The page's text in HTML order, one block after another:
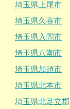
埼玉県上尾市
埼玉県久喜市
埼玉県入間市
埼玉県八潮市
埼玉県加須市
埼玉県北本市
埼玉県北足立郡